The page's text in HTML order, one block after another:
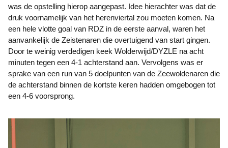
was de opstelling hierop aangepast. Idee hierachter was dat de
druk voornamelijk van het herenviertal zou moeten komen. Na
een hele vlotte goal van RDZ in de eerste aanval, waren het
aanvankelijk de Zeistenaren die overtuigend van start gingen.
Door te weinig verdedigen keek Wolderwijd/DYZLE na acht
minuten tegen een 4-1 achterstand aan. Vervolgens was er
sprake van een run van 5 doelpunten van de Zeewoldenaren die
de achterstand binnen de kortste keren hadden omgebogen tot
een 4-6 voorsprong.